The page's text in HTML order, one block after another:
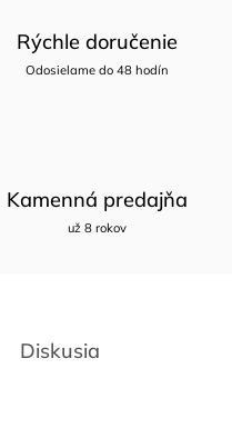
Rýchle doručenie
Odosielame do 48 hodín
Kamenná predajňa
už 8 rokov
Diskusia